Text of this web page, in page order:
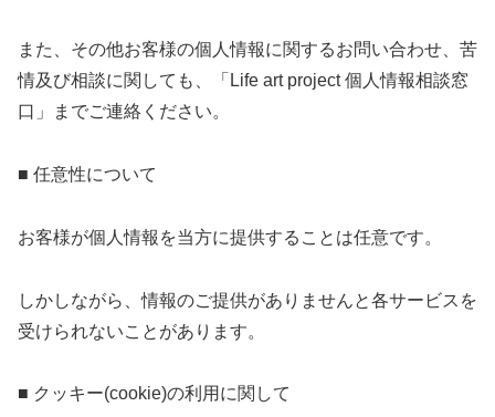
また、その他お客様の個人情報に関するお問い合わせ、苦
情及び相談に関しても、「Life art project 個人情報相談窓
口」までご連絡ください。
■ 任意性について
お客様が個人情報を当方に提供することは任意です。
しかしながら、情報のご提供がありませんと各サービスを
受けられないことがあります。
■ クッキー(cookie)の利用に関して